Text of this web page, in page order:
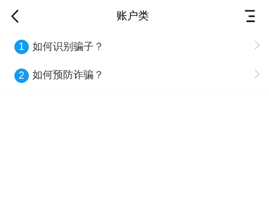
账户类
1 如何识别骗子？
2 如何预防诈骗？